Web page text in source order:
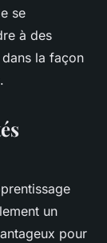
se
à des
la façon
un
pour